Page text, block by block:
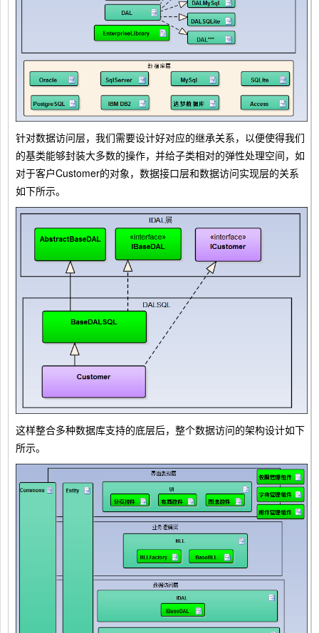
针对数据访问层，我们需要设计好对应的继承关系，以便使得我们
的基类能够封装大多数的操作，并给子类相对的弹性处理空间，如
对于客户Customer的对象，数据接口层和数据访问实现层的关系
如下所示。
这样整合多种数据库支持的底层后，整个数据访问的架构设计如下
所示。